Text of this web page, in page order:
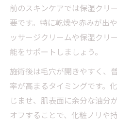
前のスキンケアでは保湿クリ
要です。特に乾燥や赤みが出
ッサージクリームや保湿クリ
能をサポートしましょう。
施術後は毛穴が開きやすく、
率が高まるタイミングです。
じませ、肌表面に余分な油分
オフすることで、化粧ノリや